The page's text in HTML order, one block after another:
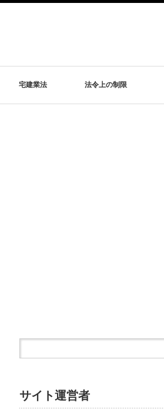
宅建業法 法令上の制限
サイト運営者